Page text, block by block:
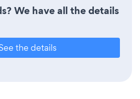
We have all the details
the details